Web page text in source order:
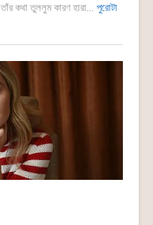
কথা তুললুম কারণ হারা... পুরোটা